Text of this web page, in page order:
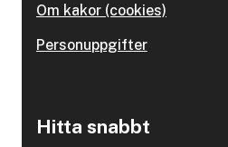
Om kakor (cookies)
Personuppgifter
Hitta snabbt